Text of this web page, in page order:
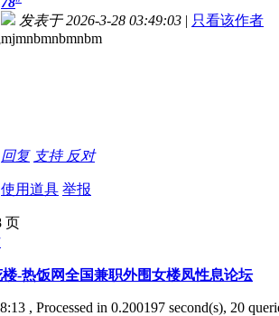
发表于 2026-3-28 03:49:03 | 只看该作者
mjmnbmnbmnbm
回复 支持 反对
使用道具 举报
页
楼-热饭网全国兼职外围女楼凤性息论坛
, Processed in 0.200197 second(s), 20